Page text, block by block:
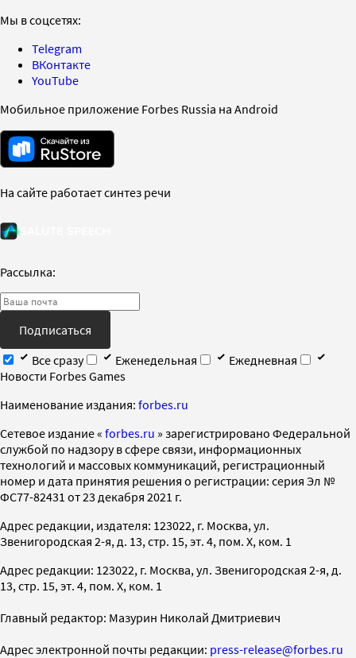
Мы в соцсетях:
Telegram
ВКонтакте
YouTube
Мобильное приложение Forbes Russia на Android
На сайте работает синтез речи
Рассылка:
Подписаться
Все сразу
Еженедельная
Ежедневная
Новости Forbes Games
Наименование издания: forbes.ru
Cетевое издание « forbes.ru » зарегистрировано Федеральной
службой по надзору в сфере связи, информационных
технологий и массовых коммуникаций, регистрационный
номер и дата принятия решения о регистрации: серия Эл №
ФС77-82431 от 23 декабря 2021 г.
Адрес редакции, издателя: 123022, г. Москва, ул.
Звенигородская 2-я, д. 13, стр. 15, эт. 4, пом. X, ком. 1
Адрес редакции: 123022, г. Москва, ул. Звенигородская 2-я, д.
13, стр. 15, эт. 4, пом. X, ком. 1
Главный редактор: Мазурин Николай Дмитриевич
Адрес электронной почты редакции: press-release@forbes.ru